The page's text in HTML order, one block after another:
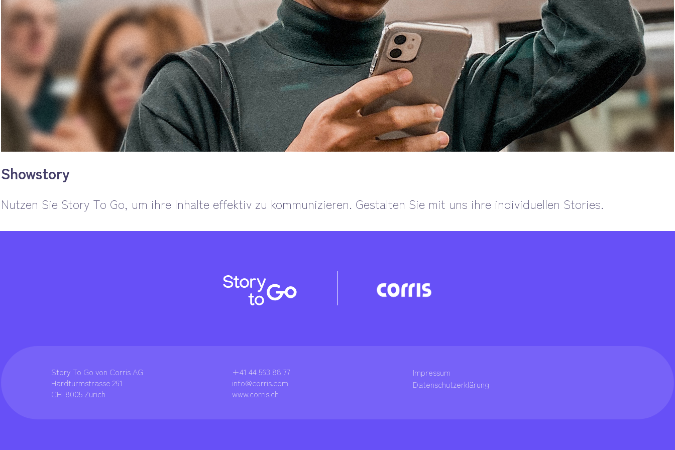
Showstory
Nutzen Sie Story To Go, um ihre Inhalte effektiv zu kommunizieren. Gestalten Sie mit uns ihre individuellen Stories.
Story To Go von Corris AG
Hardturmstrasse 261
CH-8005 Zurich
+41 44 563 88 77
info@corris.com
www.corris.ch
Impressum
Datenschutzerklärung